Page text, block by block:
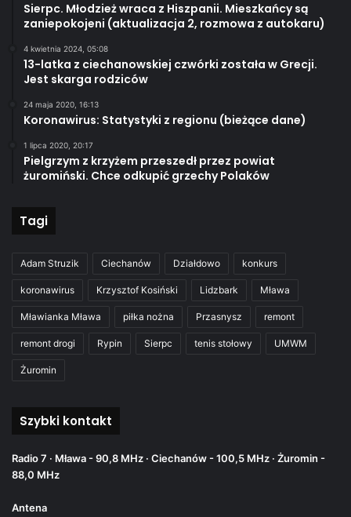
Sierpc. Młodzież wraca z Hiszpanii. Mieszkańcy są
zaniepokojeni (aktualizacja 2, rozmowa z autokaru)
4 kwietnia 2024, 05:08
13-latka z ciechanowskiej czwórki została w Grecji.
Jest skarga rodziców
24 maja 2020, 16:13
Koronawirus: Statystyki z regionu (bieżące dane)
1 lipca 2020, 20:17
Pielgrzym z krzyżem przeszedł przez powiat
żuromiński. Chce odkupić grzechy Polaków
Tagi
Adam Struzik Ciechanów Działdowo konkurs
koronawirus Krzysztof Kosiński Lidzbark Mława
Mławianka Mława piłka nożna Przasnysz remont
remont drogi Rypin Sierpc tenis stołowy UMWM
Żuromin
Szybki kontakt
Radio 7 · Mława - 90,8 MHz · Ciechanów - 100,5 MHz · Żuromin -
88,0 MHz
Antena